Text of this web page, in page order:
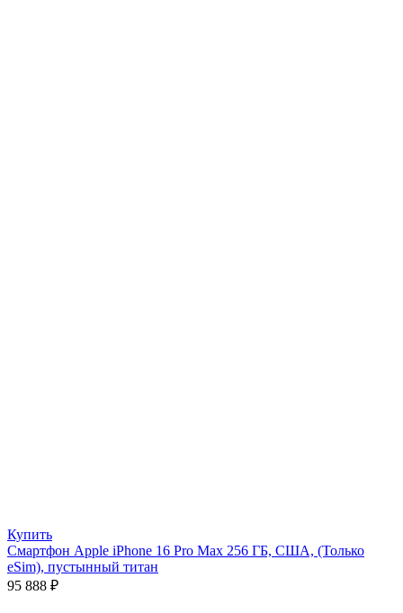
Купить
Смартфон Apple iPhone 16 Pro Max 256 ГБ, США, (Только
eSim), пустынный титан
95 888 ₽